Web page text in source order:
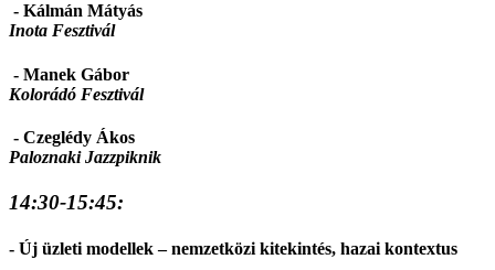
- Kálmán Mátyás
Inota Fesztivál
- Manek Gábor
Kolorádó Fesztivál
- Czeglédy Ákos
Paloznaki Jazzpiknik
14:30-15:45:
- Új üzleti modellek – nemzetközi kitekintés, hazai kontextus